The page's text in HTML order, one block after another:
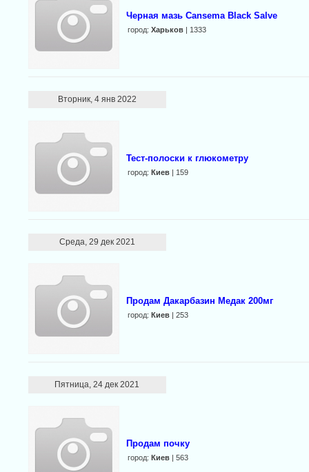
Черная мазь Cansema Black Salve
город: Харьков| 1333
Вторник, 4 янв 2022
Тест-полоски к глюкометру
город: Киев| 159
Среда, 29 дек 2021
Продам Дакарбазин Медак 200мг
город: Киев| 253
Пятница, 24 дек 2021
Продам почку
город: Киев| 563